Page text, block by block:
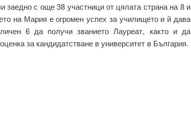
заедно с още 38 участници от цялата страна на 8 и
на Мария е огромен успех за училището и й дава
6 да получи званието Лауреат, както и да
за кандидатстване в университет в България.